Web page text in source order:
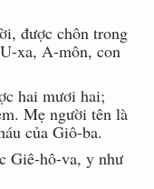
được chôn trong
xa, A-môn, con
hai mươi hai;
Mẹ người tên là
của Giô-ba.
Giê-hô-va, y như